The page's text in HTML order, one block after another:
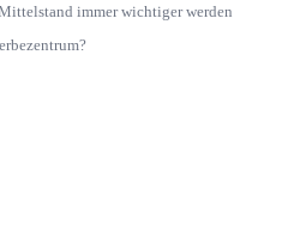
immer wichtiger werden